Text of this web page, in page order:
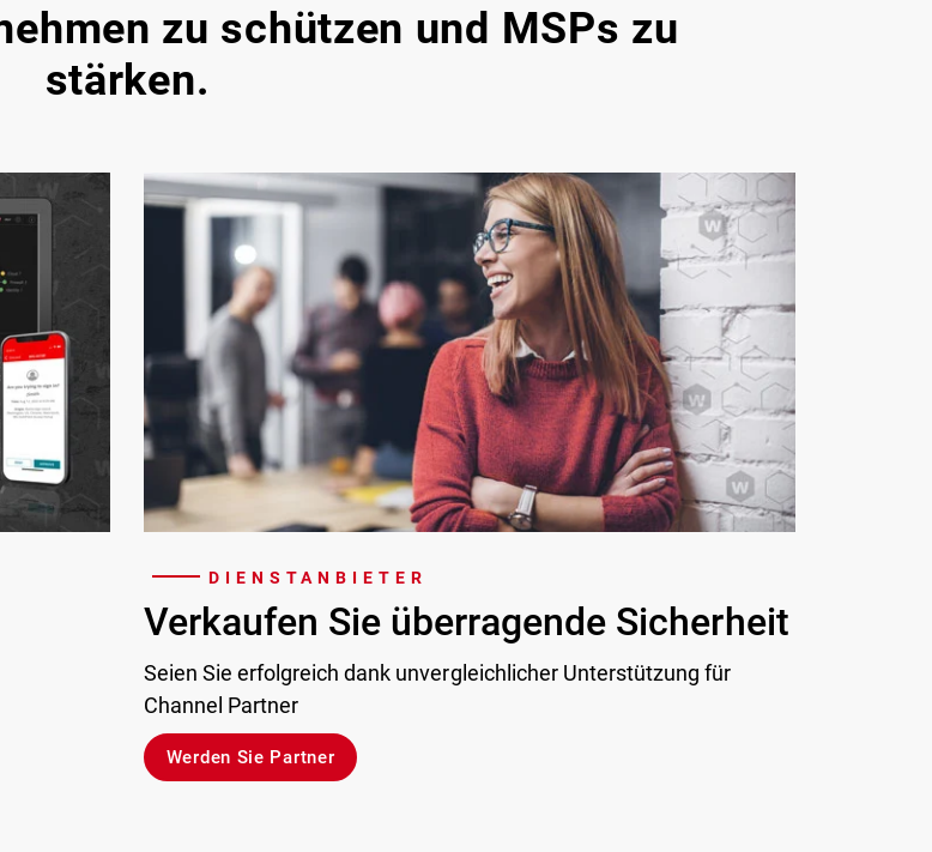
zu schützen und MSPs zu
stärken.
DIENSTANBIETER
Verkaufen Sie überragende Sicherheit
Seien Sie erfolgreich dank unvergleichlicher Unterstützung für
Channel Partner
Werden Sie Partner